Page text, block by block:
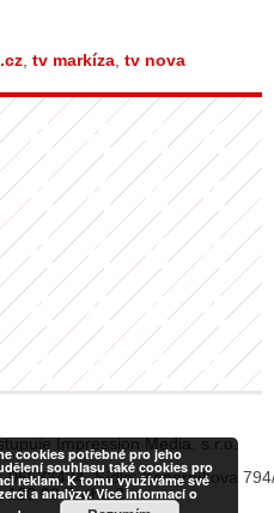
tv markíza tv nova
Impression Media, s.r.o.
06533434, Sídlo: Koperníkova
120 00 Praha 2
cookies potřebné pro jeho
souhlasu také cookies pro
reklam. K tomu využíváme své
a analýzy. Více informací o